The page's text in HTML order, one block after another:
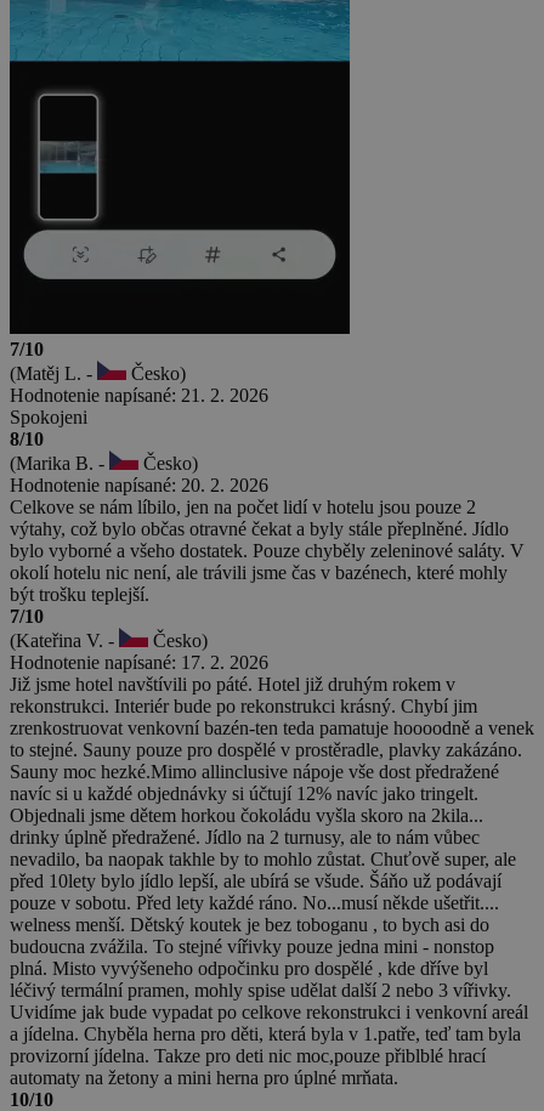
7/10
(Matěj L. -
Česko)
Hodnotenie napísané: 21. 2. 2026
Spokojeni
8/10
(Marika B. -
Česko)
Hodnotenie napísané: 20. 2. 2026
Celkove se nám líbilo, jen na počet lidí v hotelu jsou pouze 2
výtahy, což bylo občas otravné čekat a byly stále přeplněné. Jídlo
bylo vyborné a všeho dostatek. Pouze chyběly zeleninové saláty. V
okolí hotelu nic není, ale trávili jsme čas v bazénech, které mohly
být trošku teplejší.
7/10
(Kateřina V. -
Česko)
Hodnotenie napísané: 17. 2. 2026
Již jsme hotel navštívili po páté. Hotel již druhým rokem v
rekonstrukci. Interiér bude po rekonstrukci krásný. Chybí jim
zrenkostruovat venkovní bazén-ten teda pamatuje hoooodně a venek
to stejné. Sauny pouze pro dospělé v prostěradle, plavky zakázáno.
Sauny moc hezké.Mimo allinclusive nápoje vše dost předražené
navíc si u každé objednávky si účtují 12% navíc jako tringelt.
Objednali jsme dětem horkou čokoládu vyšla skoro na 2kila...
drinky úplně předražené. Jídlo na 2 turnusy, ale to nám vůbec
nevadilo, ba naopak takhle by to mohlo zůstat. Chuťově super, ale
před 10lety bylo jídlo lepší, ale ubírá se všude. Šáňo už podávají
pouze v sobotu. Před lety každé ráno. No...musí někde ušetřit....
welness menší. Dětský koutek je bez toboganu , to bych asi do
budoucna zvážila. To stejné vířivky pouze jedna mini - nonstop
plná. Misto vyvýšeneho odpočinku pro dospělé , kde dříve byl
léčivý termální pramen, mohly spise udělat další 2 nebo 3 vířivky.
Uvidíme jak bude vypadat po celkove rekonstrukci i venkovní areál
a jídelna. Chyběla herna pro děti, která byla v 1.patře, teď tam byla
provizorní jídelna. Takze pro deti nic moc,pouze přiblblé hrací
automaty na žetony a mini herna pro úplné mrňata.
10/10